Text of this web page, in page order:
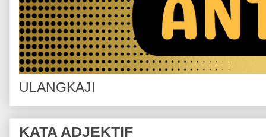
ULANGKAJI
KATA ADJEKTIF